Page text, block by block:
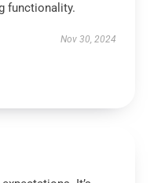
functionality.
Nov 30, 2024